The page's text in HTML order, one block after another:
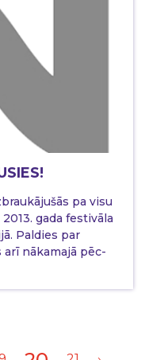
pa visu
gada festivāla
Paldies par
nākamajā pēc-